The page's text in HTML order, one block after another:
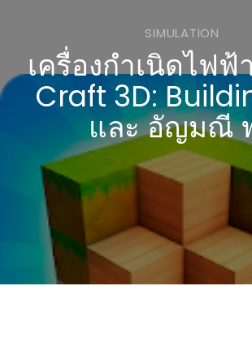
SIMULATION
เครื่องกำเนิดไฟฟ้
Craft 3D:
และ อัญมณี